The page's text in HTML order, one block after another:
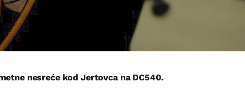
nesreće kod Jertovca na DC540.